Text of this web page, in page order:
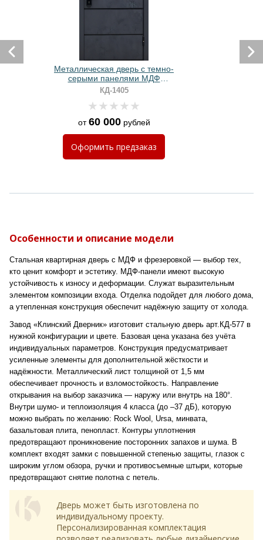
Металлическая дверь с темно-
серыми панелями МДФ
антрацит с электронным замком
КД-1405
от60 000рублей
Оформить предзаказ
Особенности и описание модели
Стальная квартирная дверь с МДФ и фрезеровкой — выбор тех,
кто ценит комфорт и эстетику. МДФ-панели имеют высокую
устойчивость к износу и деформации. Служат выразительным
элементом композиции входа. Отделка подойдет для любого дома,
а утепленная конструкция обеспечит надёжную защиту от холода.
Завод «Клинский Дверник» изготовит стальную дверь арт.КД-577 в
нужной конфигурации и цвете. Базовая цена указана без учёта
индивидуальных параметров. Конструкция предусматривает
усиленные элементы для дополнительной жёсткости и
надёжности. Металлический лист толщиной от 1,5 мм
обеспечивает прочность и взломостойкость. Направление
открывания на выбор заказчика — наружу или внутрь на 180°.
Внутри шумо- и теплоизоляция 4 класса (до –37 дБ), которую
можно выбрать по желанию: Rock Wool, Ursa, минвата,
базальтовая плита, пенопласт. Контуры уплотнения
предотвращают проникновение посторонних запахов и шума. В
комплект входят замки с повышенной степенью защиты, глазок с
широким углом обзора, ручки и противосъемные штыри, которые
предотвращают снятие полотна с петель.
Дверь может быть изготовлена по
индивидуальному проекту.
Персонализированная комплектация